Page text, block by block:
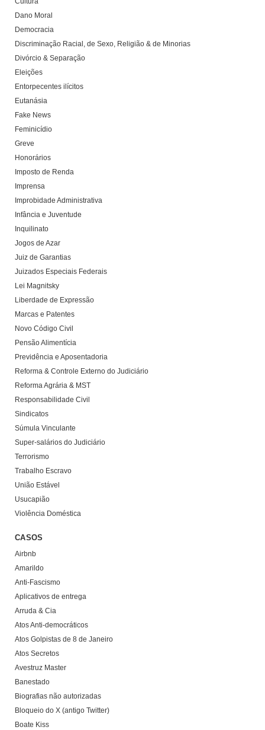
Dano Moral
Democracia
Discriminação Racial, de Sexo, Religião & de Minorias
Divórcio & Separação
Eleições
Entorpecentes ilícitos
Eutanásia
Fake News
Feminicídio
Greve
Honorários
Imposto de Renda
Imprensa
Improbidade Administrativa
Infância e Juventude
Inquilinato
Jogos de Azar
Juiz de Garantias
Juizados Especiais Federais
Lei Magnitsky
Liberdade de Expressão
Marcas e Patentes
Novo Código Civil
Pensão Alimentícia
Previdência e Aposentadoria
Reforma & Controle Externo do Judiciário
Reforma Agrária & MST
Responsabilidade Civil
Sindicatos
Súmula Vinculante
Super-salários do Judiciário
Terrorismo
Trabalho Escravo
União Estável
Usucapião
Violência Doméstica
CASOS
Airbnb
Amarildo
Anti-Fascismo
Aplicativos de entrega
Arruda & Cia
Atos Anti-democráticos
Atos Golpistas de 8 de Janeiro
Atos Secretos
Avestruz Master
Banestado
Biografias não autorizadas
Bloqueio do X (antigo Twitter)
Boate Kiss